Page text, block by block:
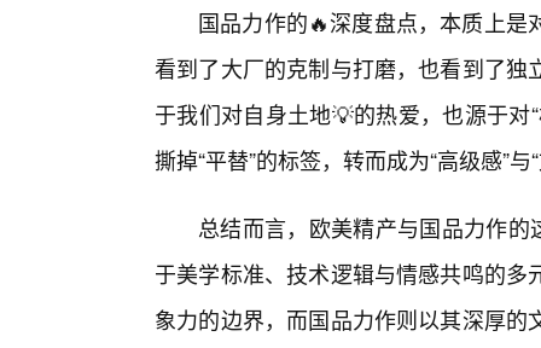
国品力作的🔥深度盘点，本质上
看到了大厂的克制与打磨，也看到了
于我们对自身土地💡的热爱，也源于
撕掉“平替”的标签，转而成为“高级感”
总结而言，欧美精产与国品力作
于美学标准、技术逻辑与情感共鸣的
象力的边界，而国品力作则以其深厚